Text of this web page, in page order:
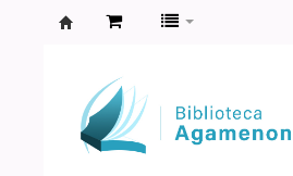
Agamenon
Magalhães